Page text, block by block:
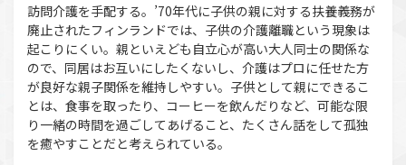
訪問介護を手配する。’70年代に子供の親に対する扶養義務が
廃止されたフィンランドでは、子供の介護離職という現象は
起こりにくい。親といえども自立心が高い大人同士の関係な
ので、同居はお互いにしたくないし、介護はプロに任せた方
が良好な親子関係を維持しやすい。子供として親にできるこ
とは、食事を取ったり、コーヒーを飲んだりなど、可能な限
り一緒の時間を過ごしてあげること、たくさん話をして孤独
を癒やすことだと考えられている。